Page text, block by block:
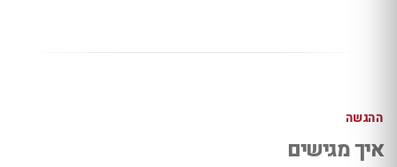
ההגשה
איך מגישים